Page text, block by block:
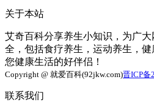
关于本站
艾奇百科分享养生小知识，为广
全，包括食疗养生，运动养生，
您健康生活的好伴侣！
Copyright @ 就爱百科(92jkw.com)晋ICP备
联系我们